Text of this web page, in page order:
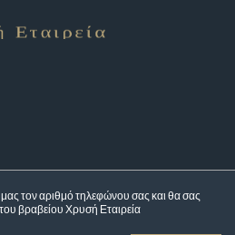
μας τον αριθμό τηλεφώνου σας και θα σας
βραβείου Χρυσή Εταιρεία